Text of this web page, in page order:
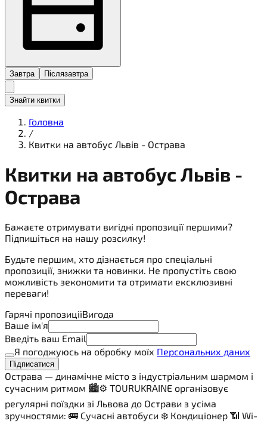
Завтра Післязавтра
Знайти квитки
Головна
/
Квитки на автобус Львів - Острава
Квитки на автобусЛьвів -
Острава
Бажаєте отримувати вигідні пропозиції першими?
Підпишіться на нашу розсилку!
Будьте першим, хто дізнається про спеціальні
пропозиції, знижки та новинки. Не пропустіть свою
можливість зекономити та отримати ексклюзивні
переваги!
Гарячі пропозиціїВигода
Ваше ім'я
Введіть ваш Email
Я погоджуюсь на обробку моїх Персональних даних
Підписатися
Острава — динамічне місто з індустріальним шармом і
сучасним ритмом 🏙️⚙️ TOURUKRAINE організовує
регулярні поїздки зі Львова до Острави з усіма
зручностями: 🚌 Сучасні автобуси ❄️ Кондиціонер 📶 Wi-